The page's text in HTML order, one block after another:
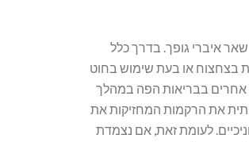
שאר איברי גופך. בדרך כלל
בצחצוח או בעת שימוש בחוט
אחרים בבריאות הפה במהלך
את הרקמות המחזיקות את
לעומת זאת, אם נצמדת